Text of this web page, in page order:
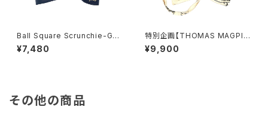
Ball Square Scrunchie-GO
LDBLACK
¥7,480
特別企画【THOMAS MAGPIE
×YHAN. 】T-magpie British
Print square scrunchie-KIN
¥9,900
その他の商品